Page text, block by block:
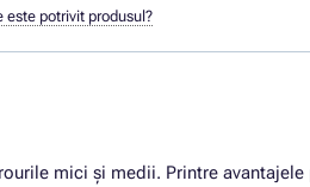
este potrivit produsul?
mici și medii. Printre